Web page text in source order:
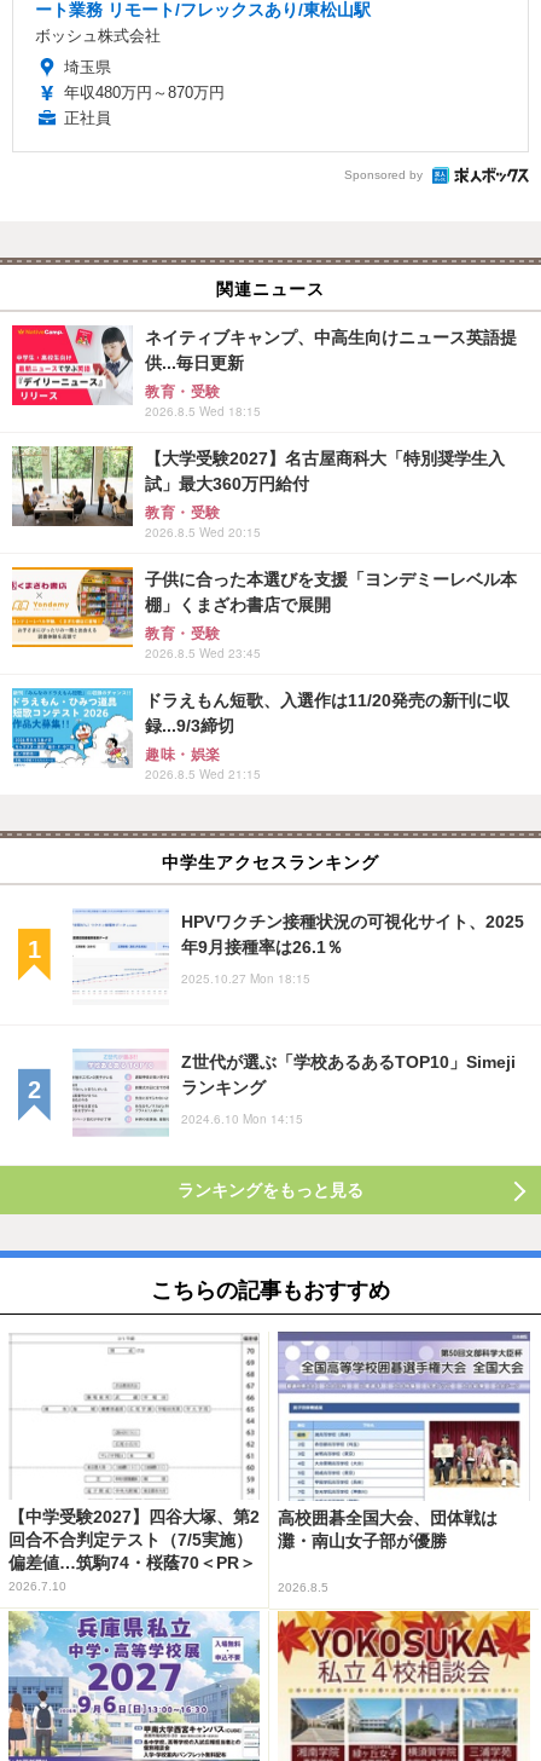
ート業務 リモート/フレックスあり/東松山駅
ボッシュ株式会社
埼玉県
年収480万円～870万円
正社員
Sponsored by
関連ニュース
ネイティブキャンプ、中高生向けニュース英語提
供...毎日更新
教育・受験
2026.8.5 Wed 18:15
【大学受験2027】名古屋商科大「特別奨学生入
試」最大360万円給付
教育・受験
2026.8.5 Wed 20:15
子供に合った本選びを支援「ヨンデミーレベル本
棚」くまざわ書店で展開
教育・受験
2026.8.5 Wed 23:45
ドラえもん短歌、入選作は11/20発売の新刊に収
録...9/3締切
趣味・娯楽
2026.8.5 Wed 21:15
中学生アクセスランキング
HPVワクチン接種状況の可視化サイト、2025
年9月接種率は26.1％
2025.10.27 Mon 18:15
Z世代が選ぶ「学校あるあるTOP10」Simeji
ランキング
2024.6.10 Mon 14:15
ランキングをもっと見る
こちらの記事もおすすめ
【中学受験2027】四谷大塚、第2
回合不合判定テスト（7/5実施）
偏差値…筑駒74・桜蔭70＜PR＞
2026.7.10
高校囲碁全国大会、団体戦は
灘・南山女子部が優勝
2026.8.5